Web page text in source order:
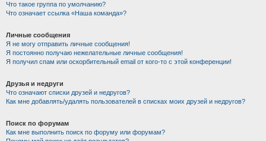
Что такое группа по умолчанию?
Что означает ссылка «Наша команда»?
Личные сообщения
Я не могу отправить личные сообщения!
Я постоянно получаю нежелательные личные сообщения!
Я получил спам или оскорбительный email от кого-то с этой конференции!
Друзья и недруги
Что означают списки друзей и недругов?
Как мне добавлять/удалять пользователей в списках моих друзей и недругов?
Поиск по форумам
Как мне выполнить поиск по форуму или форумам?